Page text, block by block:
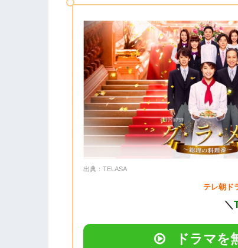
出典：TELASA
テレ朝ド
＼
ドラマを